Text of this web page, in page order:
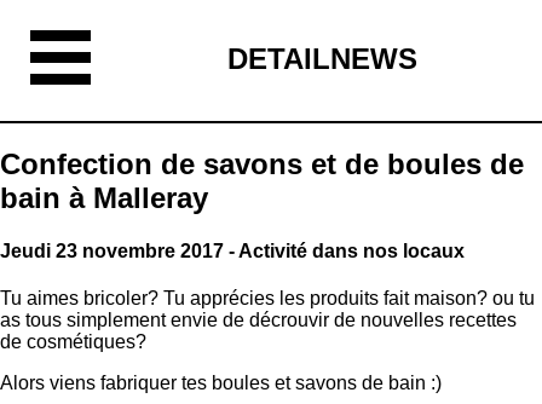
DETAILNEWS
Confection de savons et de boules de
bain à Malleray
Jeudi 23 novembre 2017 - Activité dans nos locaux
Tu aimes bricoler? Tu apprécies les produits fait maison? ou tu
as tous simplement envie de décrouvir de nouvelles recettes
de cosmétiques?
Alors viens fabriquer tes boules et savons de bain :)